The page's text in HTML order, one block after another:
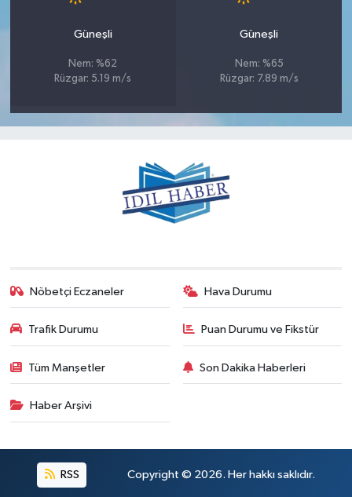
Güneşli
Nem: %62
Rüzgar: 5.19 m/s
Güneşli
Nem: %65
Rüzgar: 7.89 m/s
Nöbetçi Eczaneler Hava Durumu
Trafik Durumu Puan Durumu ve Fikstür
Tüm Manşetler Son Dakika Haberleri
Haber Arşivi
RSS Copyright © 2026. Her hakkı saklıdır.